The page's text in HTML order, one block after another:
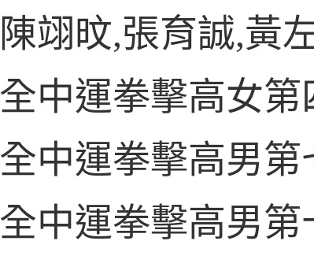
陳翊旼,張育誠,黃
全中運拳擊高女
全中運拳擊高男
全中運拳擊高男